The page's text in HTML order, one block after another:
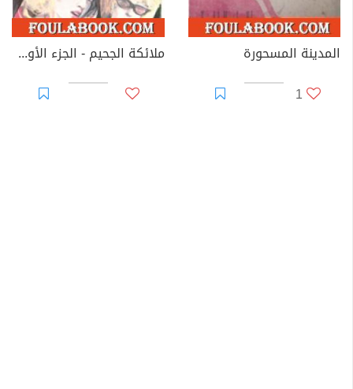
المدينة المسحورة
1
ملائكة الجحيم - الجزء الأول - سلسلة رجل المستحيل